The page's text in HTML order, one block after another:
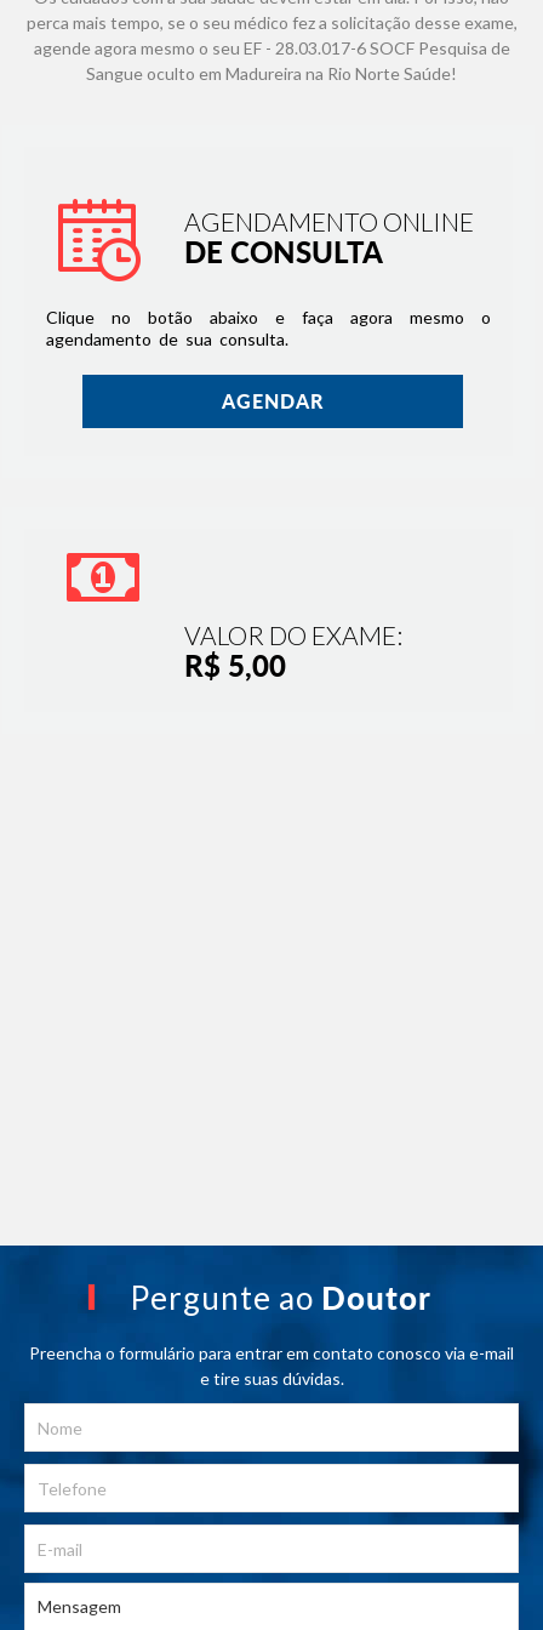
perca mais tempo, se o seu médico fez a solicitação desse exame,
agende agora mesmo o seu EF - 28.03.017-6 SOCF Pesquisa de
Sangue oculto em Madureira na Rio Norte Saúde!
AGENDAMENTO ONLINE
DE CONSULTA
Clique no botão abaixo e faça agora mesmo o
agendamento de sua consulta.
AGENDAR
VALOR DO EXAME:
R$ 5,00
Pergunte ao Doutor
Preencha o formulário para entrar em contato conosco via e-mail
e tire suas dúvidas.